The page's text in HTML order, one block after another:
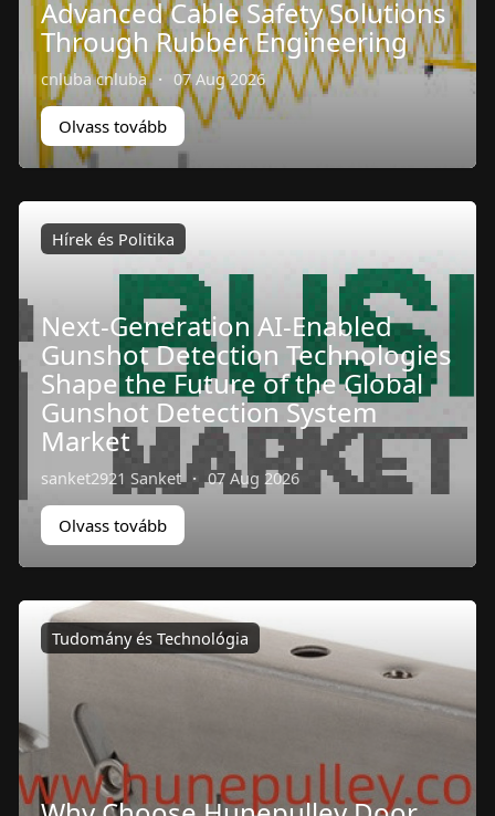
Advanced Cable Safety Solutions
Through Rubber Engineering
cnluba cnluba · 07 Aug 2026
Olvass tovább
Hírek és Politika
Next-Generation AI-Enabled
Gunshot Detection Technologies
Shape the Future of the Global
Gunshot Detection System
Market
sanket2921 Sanket · 07 Aug 2026
Olvass tovább
Tudomány és Technológia